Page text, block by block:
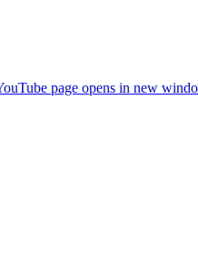
page opens in new